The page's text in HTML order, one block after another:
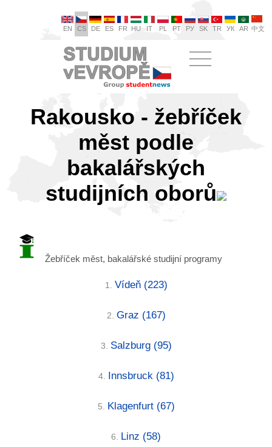
EN CS DE ES FR HU IT PL PT РУ SK TR УК AR 中文
Rakousko - žebříček
měst podle
bakalářských
studijních oborů
Žebříček měst, bakalářské studijní programy
1. Vídeň (223)
2. Graz (167)
3. Salzburg (95)
4. Innsbruck (81)
5. Klagenfurt (67)
6. Linz (58)